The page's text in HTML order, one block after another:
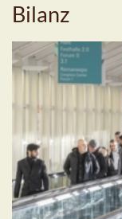
Bilanz